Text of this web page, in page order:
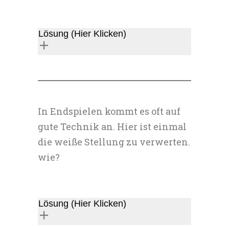
Lösung (Hier Klicken)
In Endspielen kommt es oft auf
gute Technik an. Hier ist einmal
die weiße Stellung zu verwerten.
wie?
Lösung (Hier Klicken)